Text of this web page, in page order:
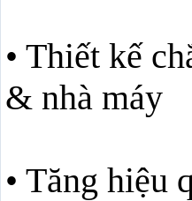
• Thiết kế
& nhà máy
• Tăng hiệu